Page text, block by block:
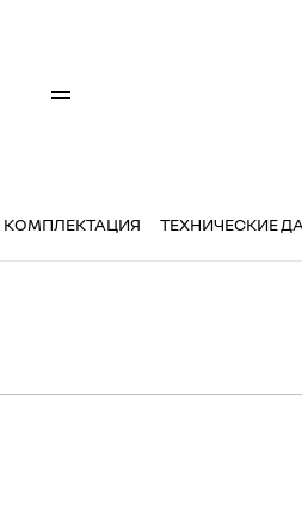
КОМПЛЕКТАЦИЯ ТЕХНИЧЕСКИЕ